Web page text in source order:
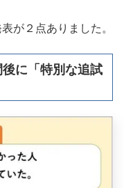
が２点ありました。
に「特別な追試